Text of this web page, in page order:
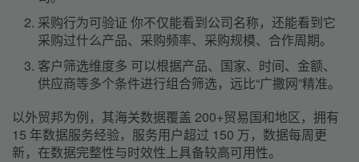
采购行为可验证 你不仅能看到公司名称，还能看到它
采购过什么产品、采购频率、采购规模、合作周期。
客户筛选维度多 可以根据产品、国家、时间、金额、
供应商等多个条件进行组合筛选，远比“广撒网”精准。
以外贸邦为例，其海关数据覆盖 200+贸易国和地区，拥有
15 年数据服务经验，服务用户超过 150 万，数据每周更
新，在数据完整性与时效性上具备较高可用性。